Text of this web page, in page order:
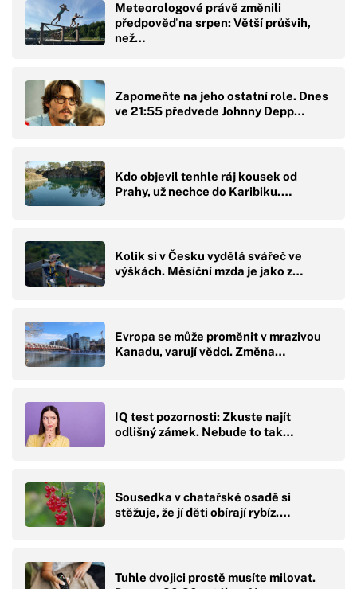
Meteorologové právě změnili
předpověď na srpen: Větší průšvih,
než…
Zapomeňte na jeho ostatní role. Dnes
ve 21:55 předvede Johnny Depp…
Kdo objevil tenhle ráj kousek od
Prahy, už nechce do Karibiku.…
Kolik si v Česku vydělá svářeč ve
výškách. Měsíční mzda je jako z…
Evropa se může proměnit v mrazivou
Kanadu, varují vědci. Změna…
IQ test pozornosti: Zkuste najít
odlišný zámek. Nebude to tak…
Sousedka v chatařské osadě si
stěžuje, že jí děti obírají rybíz.…
Tuhle dvojici prostě musíte milovat.